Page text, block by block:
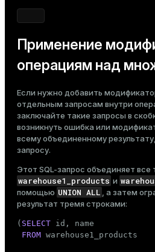
Применение
операциям над
Если нужно добавить
отдельным запросам внутри
заключайте такие запросы в
возникнуть ошибка или
всему объединенному
запросу.
Этот SQL-запрос объединяет все
warehouse1_products и
помощью UNION ALL
, а затем
результат тремя строками:
( SELECT id, name
FROM warehouse1_products